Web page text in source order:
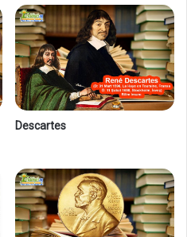
Descartes